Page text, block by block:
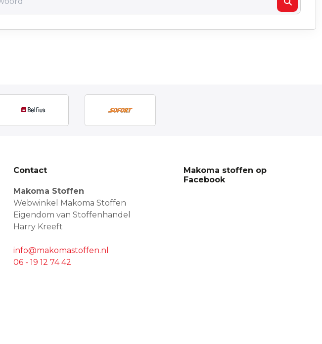
Contact
Makoma Stoffen
Webwinkel Makoma Stoffen
Eigendom van Stoffenhandel
Harry Kreeft
info@makomastoffen.nl
06 - 19 12 74 42
Makoma stoffen op
Facebook